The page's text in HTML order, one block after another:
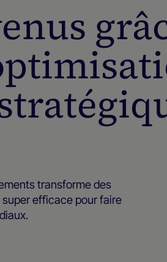
transforme des
efficace pour faire